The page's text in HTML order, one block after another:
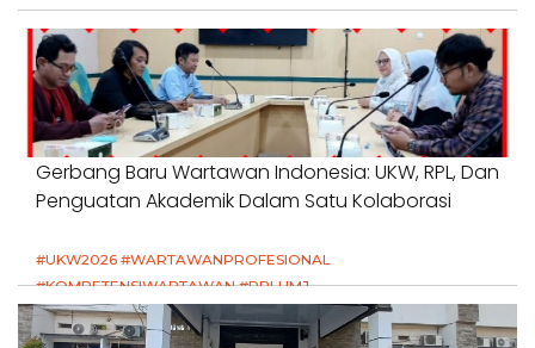
Gerbang Baru Wartawan Indonesia: UKW, RPL, Dan
Penguatan Akademik Dalam Satu Kolaborasi
#UKW2026 #WARTAWANPROFESIONAL
#KOMPETENSIWARTAWAN #RPLUMJ
#PENDIDIKANWARTAWAN #SWINASIONAL #SWIJABAR
1 Agustus 2026